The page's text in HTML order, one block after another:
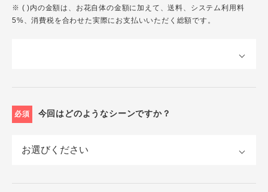
※ ( )内の金額は、お花自体の金額に加えて、送料、システム利用料
5%、消費税を合わせた実際にお支払いいただく総額です。
必須 今回はどのようなシーンですか？